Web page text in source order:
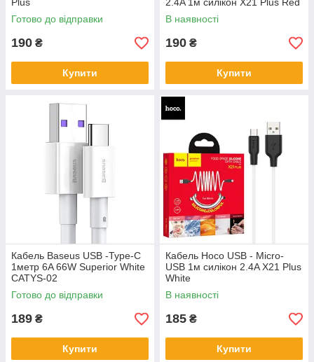
Готово до відправки
190 ₴
Купити
В наявності
190 ₴
Купити
Кабель Baseus USB -Type-C
1метр 6A 66W Superior White
CATYS-02
Готово до відправки
189 ₴
Купити
Кабель Hoco USB - Micro-
USB 1м силікон 2.4A X21 Plus
White
В наявності
185 ₴
Купити